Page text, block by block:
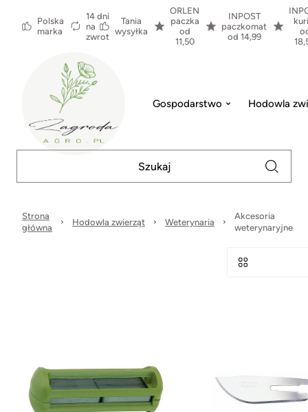
Polska
marka
14 dni
na
zwrot
Tania
wysyłka
ORLEN
paczka
od
11,50
INPOST
paczkomat
od 14,99
Gospodarstwo Hodowla
Strona
główna
Hodowla zwierząt Weterynaria
Akcesoria
weterynaryjne